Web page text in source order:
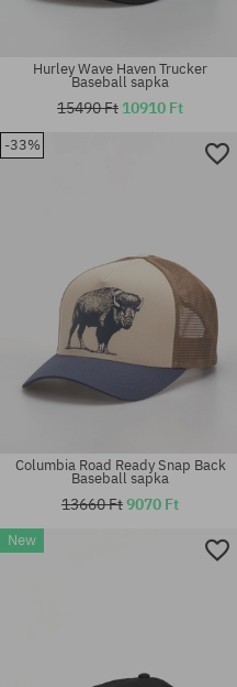
Hurley Wave Haven Trucker
Baseball sapka
15490 Ft 10910 Ft
-33%
Columbia Road Ready Snap Back
Baseball sapka
13660 Ft9070 Ft
New